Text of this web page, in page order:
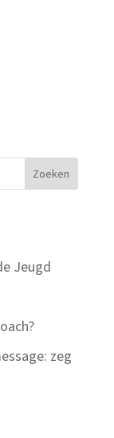
Jeugd
zeg